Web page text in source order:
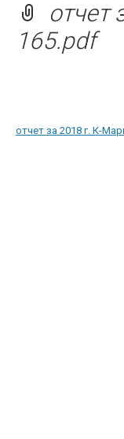
отчет
165.pdf
отчет за 2018 г. К-